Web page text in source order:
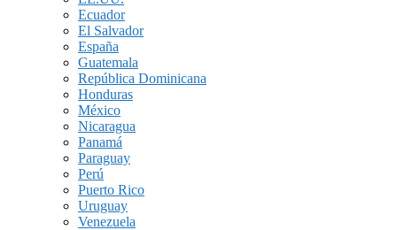
Ecuador
El Salvador
España
Guatemala
República Dominicana
Honduras
México
Nicaragua
Panamá
Paraguay
Perú
Puerto Rico
Uruguay
Venezuela